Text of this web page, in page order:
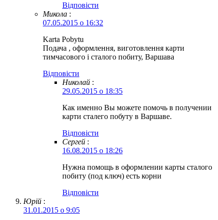
Відповіcти
Микола :
07.05.2015 о 16:32
Karta Pobytu
Подача , оформлення, виготовлення карти
тимчасового і сталого побиту, Варшава
Відповіcти
Николай :
29.05.2015 о 18:35
Как именно Вы можете помочь в получении
карти сталего побуту в Варшаве.
Відповіcти
Сергей :
16.08.2015 о 18:26
Нужна помощь в оформлении карты сталого
побиту (под ключ) есть корни
Відповіcти
Юрій :
31.01.2015 о 9:05